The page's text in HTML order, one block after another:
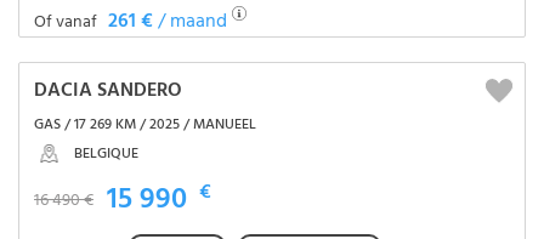
Of vanaf 261 €/ maand
DACIA SANDERO
GAS / 17 269 KM / 2025 / MANUEEL
BELGIQUE
16 490 € 15 990 €